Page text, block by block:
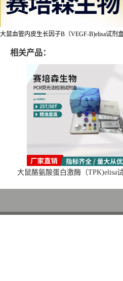
大鼠血管内皮生长因子B（VEGF-B)elisa试剂
相关产品：
大鼠酪氨酸蛋白激酶（TPK)elisa